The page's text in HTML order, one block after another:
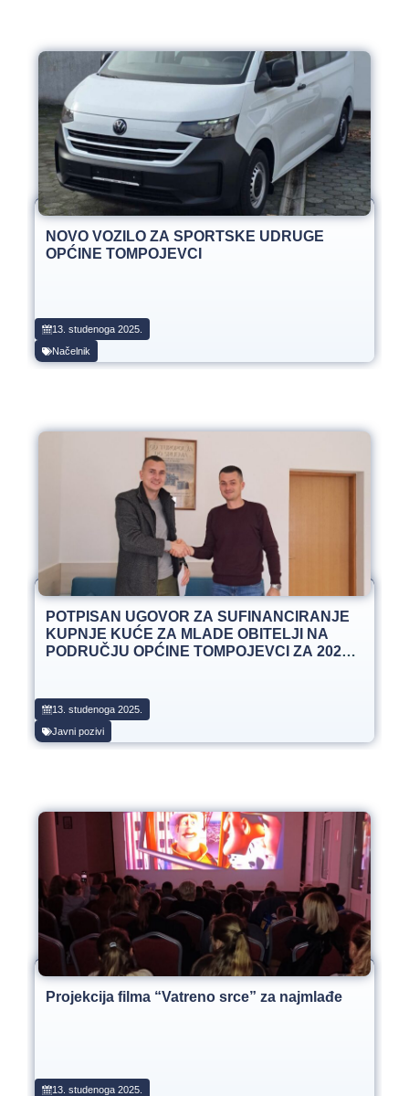
NOVO VOZILO ZA SPORTSKE UDRUGE
OPĆINE TOMPOJEVCI
13. studenoga 2025.
Načelnik
POTPISAN UGOVOR ZA SUFINANCIRANJE
KUPNJE KUĆE ZA MLADE OBITELJI NA
PODRUČJU OPĆINE TOMPOJEVCI ZA 2025.
13. studenoga 2025.
Javni pozivi
Projekcija filma “Vatreno srce” za najmlađe
13. studenoga 2025.